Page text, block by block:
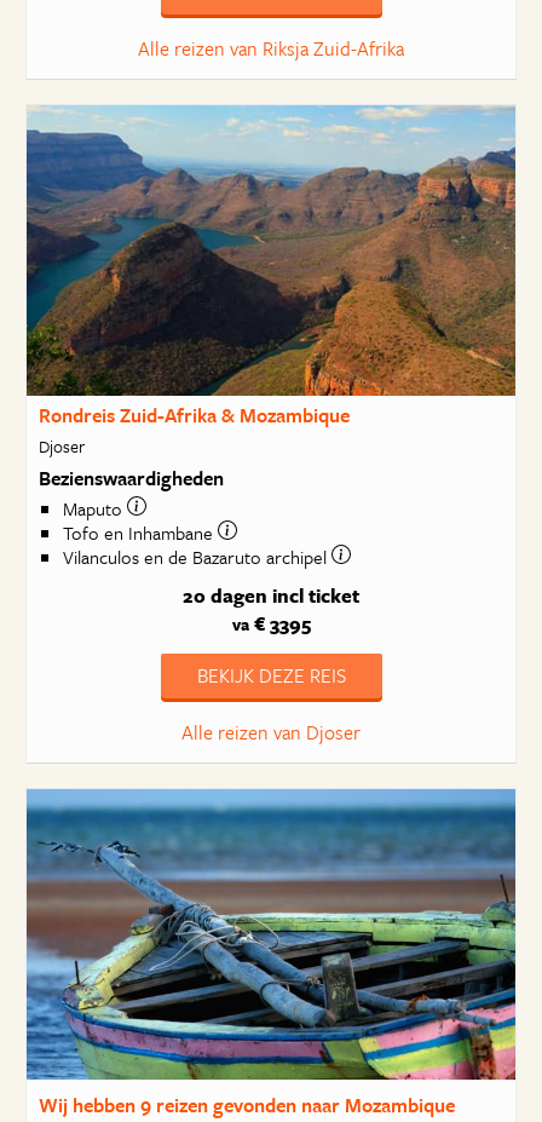
Alle reizen van Riksja Zuid-Afrika
Rondreis Zuid-Afrika & Mozambique
Djoser
Bezienswaardigheden
Maputo
Tofo en Inhambane
Vilanculos en de Bazaruto archipel
20 dagen incl ticket
va€ 3395
BEKIJK DEZE REIS
Alle reizen van Djoser
Wij hebben9 reizengevonden naar Mozambique